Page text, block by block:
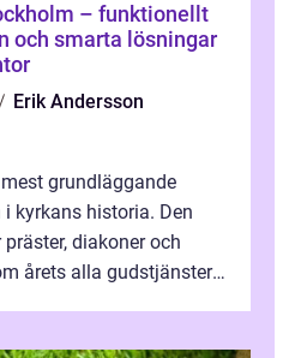
– funktionellt
och smarta lösningar
Erik Andersson
grundläggande
i kyrkans historia. Den
diakoner och
årets alla gudstjänster,